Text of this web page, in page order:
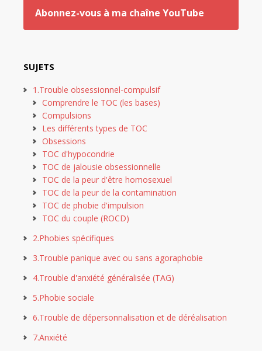
Abonnez-vous à ma chaîne YouTube
SUJETS
1.Trouble obsessionnel-compulsif
Comprendre le TOC (les bases)
Compulsions
Les différents types de TOC
Obsessions
TOC d'hypocondrie
TOC de jalousie obsessionnelle
TOC de la peur d'être homosexuel
TOC de la peur de la contamination
TOC de phobie d'impulsion
TOC du couple (ROCD)
2.Phobies spécifiques
3.Trouble panique avec ou sans agoraphobie
4.Trouble d'anxiété généralisée (TAG)
5.Phobie sociale
6.Trouble de dépersonnalisation et de déréalisation
7.Anxiété